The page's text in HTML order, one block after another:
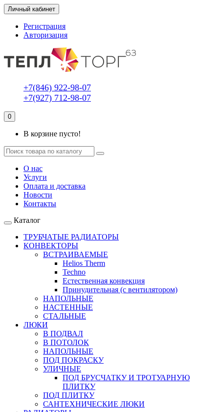
Личный кабинет
Регистрация
Авторизация
+7(846) 922-98-07
+7(927) 712-98-07
0
В корзине пусто!
О нас
Услуги
Оплата и доставка
Новости
Контакты
Каталог
ТРУБЧАТЫЕ РАДИАТОРЫ
КОНВЕКТОРЫ
ВСТРАИВАЕМЫЕ
Helios Therm
Techno
Естественная конвекция
Принудительная (с вентилятором)
НАПОЛЬНЫЕ
НАСТЕННЫЕ
СТАЛЬНЫЕ
ЛЮКИ
В ПОДВАЛ
В ПОТОЛОК
НАПОЛЬНЫЕ
ПОД ПОКРАСКУ
УЛИЧНЫЕ
ПОД БРУСЧАТКУ И ТРОТУАРНУЮ
ПЛИТКУ
ПОД ПЛИТКУ
САНТЕХНИЧЕСКИЕ ЛЮКИ